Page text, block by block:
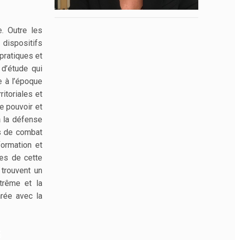
Outre les
dispositifs
et
qui
l’époque
et
pouvoir et
la défense
de combat
et
de cette
un
et la
avec la